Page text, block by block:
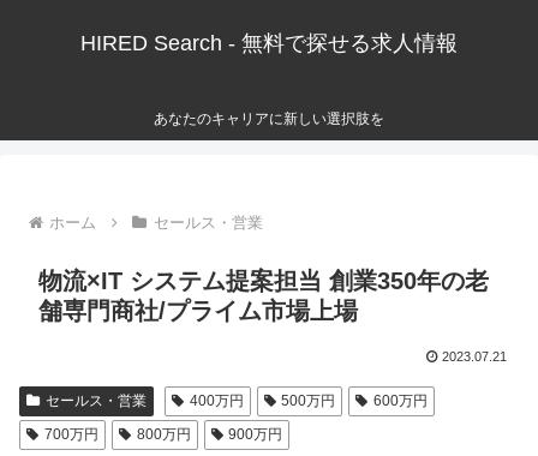
HIRED Search - 無料で探せる求人情報
あなたのキャリアに新しい選択肢を
ホーム セールス・営業
物流×IT システム提案担当 創業350年の老
舗専門商社/プライム市場上場
2023.07.21
セールス・営業 400万円 500万円
600万円
700万円
800万円 900万円